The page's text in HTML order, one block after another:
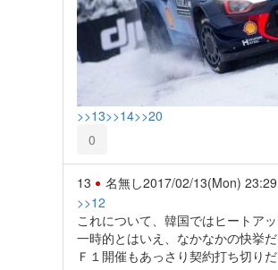
>>13>>14>>20
0
13 名無し2017/02/13(Mon)
>>12
これについて、韓国ではヒートア
一時的とはいえ、なかなかの快挙だ
Ｆ１開催もあっさり契約打ち切り